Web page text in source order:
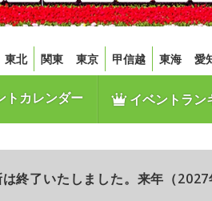
東北 関東 東京 甲信越 東海 愛
トカレンダー イベントラン
終了いたしました。来年（2027